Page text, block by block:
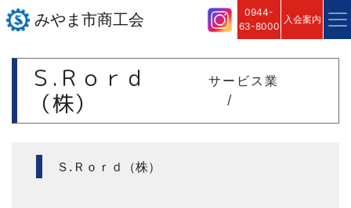
みやま市商工会
0944-
63-8000
入会案内
Ｓ.Ｒｏｒｄ
（株）
サービス業
/
Ｓ.Ｒｏｒｄ（株）